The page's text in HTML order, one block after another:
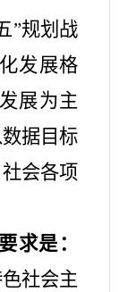
”规划战
发展格
展为主
据目标
会各项
求是：
社会主